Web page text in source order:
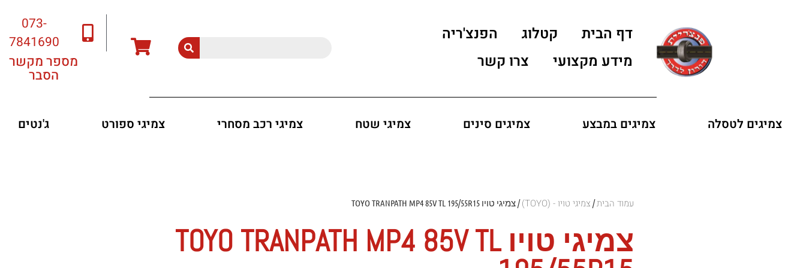
דף הבית קטלוג
הפנצ'ריה
מידע מקצועי
צרו קשר
073-
7841690
מספר מקשר
הסבר
צמיגים לטסלה צמיגים במבצע צמיגים סינים צמיגי שטח צמיגי רכב מסחרי צמיגי ספורט ג'נטים
עמוד הבית/ צמיגי טויו - (TOYO) / צמיגי טויו TOYO TRANPATH MP4 85V TL 195/55R15
צמיגי טויו TOYO TRANPATH MP4 85V TL